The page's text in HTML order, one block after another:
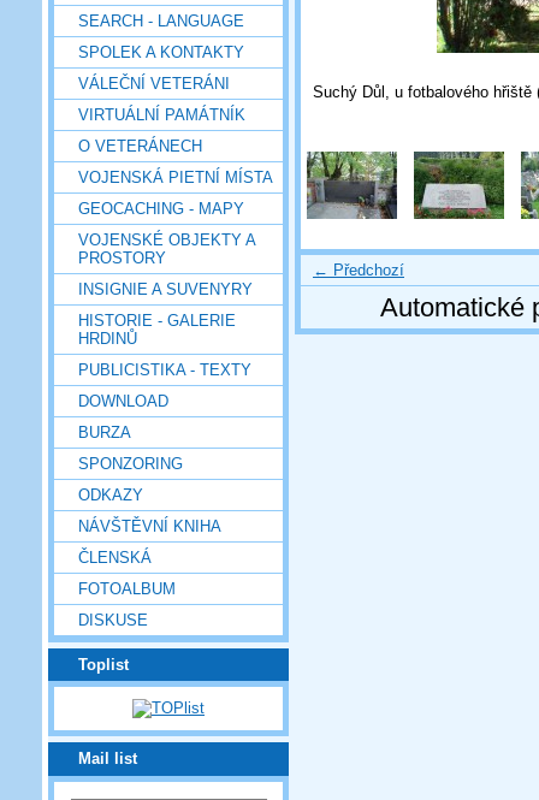
SEARCH - LANGUAGE
SPOLEK A KONTAKTY
VÁLEČNÍ VETERÁNI
VIRTUÁLNÍ PAMÁTNÍK
O VETERÁNECH
VOJENSKÁ PIETNÍ MÍSTA
GEOCACHING - MAPY
VOJENSKÉ OBJEKTY A
PROSTORY
INSIGNIE A SUVENYRY
HISTORIE - GALERIE
HRDINŮ
PUBLICISTIKA - TEXTY
DOWNLOAD
BURZA
SPONZORING
ODKAZY
NÁVŠTĚVNÍ KNIHA
ČLENSKÁ
FOTOALBUM
DISKUSE
Toplist
Mail list
Suchý Důl, u fotbalového
← Předchozí
Automatické